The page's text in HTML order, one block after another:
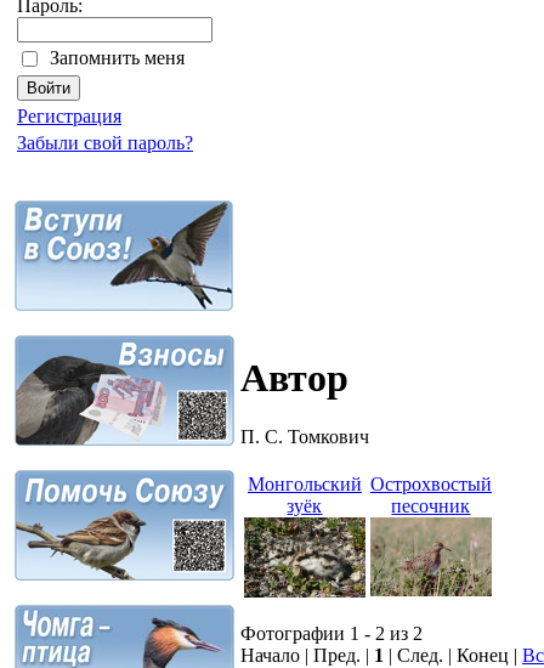
Пароль:
Запомнить меня
Регистрация
Забыли свой пароль?
Автор
П. С. Томкович
Монгольский
зуёк
Острохвостый
песочник
Фотографии 1 - 2 из 2
Начало | Пред. | 1 | След. | Конец |